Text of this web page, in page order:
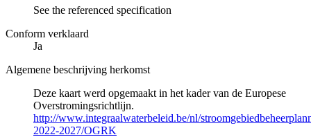
See the referenced specification
Conform verklaard
Ja
Algemene beschrijving herkomst
Deze kaart werd opgemaakt in het kader van de Europese
Overstromingsrichtlijn.
http://www.integraalwaterbeleid.be/nl/
2022-2027/OGRK